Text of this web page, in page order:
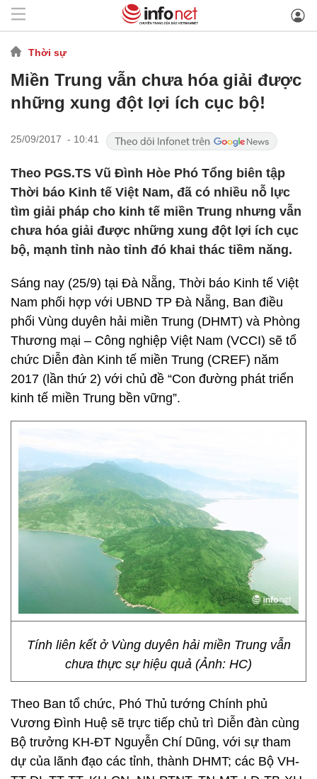
Thời sự
Miền Trung vẫn chưa hóa giải được
những xung đột lợi ích cục bộ!
25/09/2017 - 10:41
Theo PGS.TS Vũ Đình Hòe Phó Tổng biên tập
Thời báo Kinh tế Việt Nam, đã có nhiều nỗ lực
tìm giải pháp cho kinh tế miền Trung nhưng vẫn
chưa hóa giải được những xung đột lợi ích cục
bộ, mạnh tỉnh nào tỉnh đó khai thác tiềm năng.
Sáng nay (25/9) tại Đà Nẵng, Thời báo Kinh tế Việt
Nam phối hợp với UBND TP Đà Nẵng, Ban điều
phối Vùng duyên hải miền Trung (DHMT) và Phòng
Thương mại – Công nghiệp Việt Nam (VCCI) sẽ tổ
chức Diễn đàn Kinh tế miền Trung (CREF) năm
2017 (lần thứ 2) với chủ đề “Con đường phát triển
kinh tế miền Trung bền vững”.
Tính liên kết ở Vùng duyên hải miền Trung vẫn
chưa thực sự hiệu quả (Ảnh: HC)
Theo Ban tổ chức, Phó Thủ tướng Chính phủ
Vương Đình Huệ sẽ trực tiếp chủ trì Diễn đàn cùng
Bộ trưởng KH-ĐT Nguyễn Chí Dũng, với sự tham
dự của lãnh đạo các tỉnh, thành DHMT; các Bộ VH-